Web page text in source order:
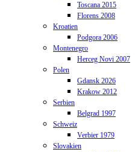
Toscana 2015
Florens 2008
Kroatien
Podgora 2006
Montenegro
Herceg Novi 2007
Polen
Gdansk 2026
Krakow 2012
Serbien
Belgrad 1997
Schweiz
Verbier 1979
Slovakien